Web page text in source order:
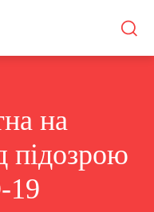
на
підозрою
19